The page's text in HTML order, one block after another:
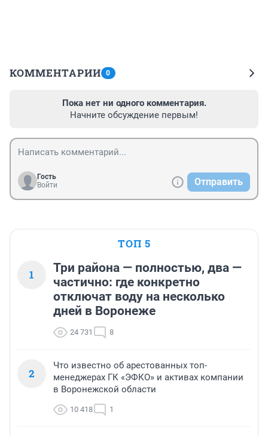
КОММЕНТАРИИ 0
Пока нет ни одного комментария.
Начните обсуждение первым!
Гость
Войти
Отправить
ТОП 5
1
Три района — полностью, два —
частично: где конкретно
отключат воду на несколько
дней в Воронеже
24 731 8
2
Что известно об арестованных топ-
менеджерах ГК «ЭФКО» и активах компании
в Воронежской области
10 418 1